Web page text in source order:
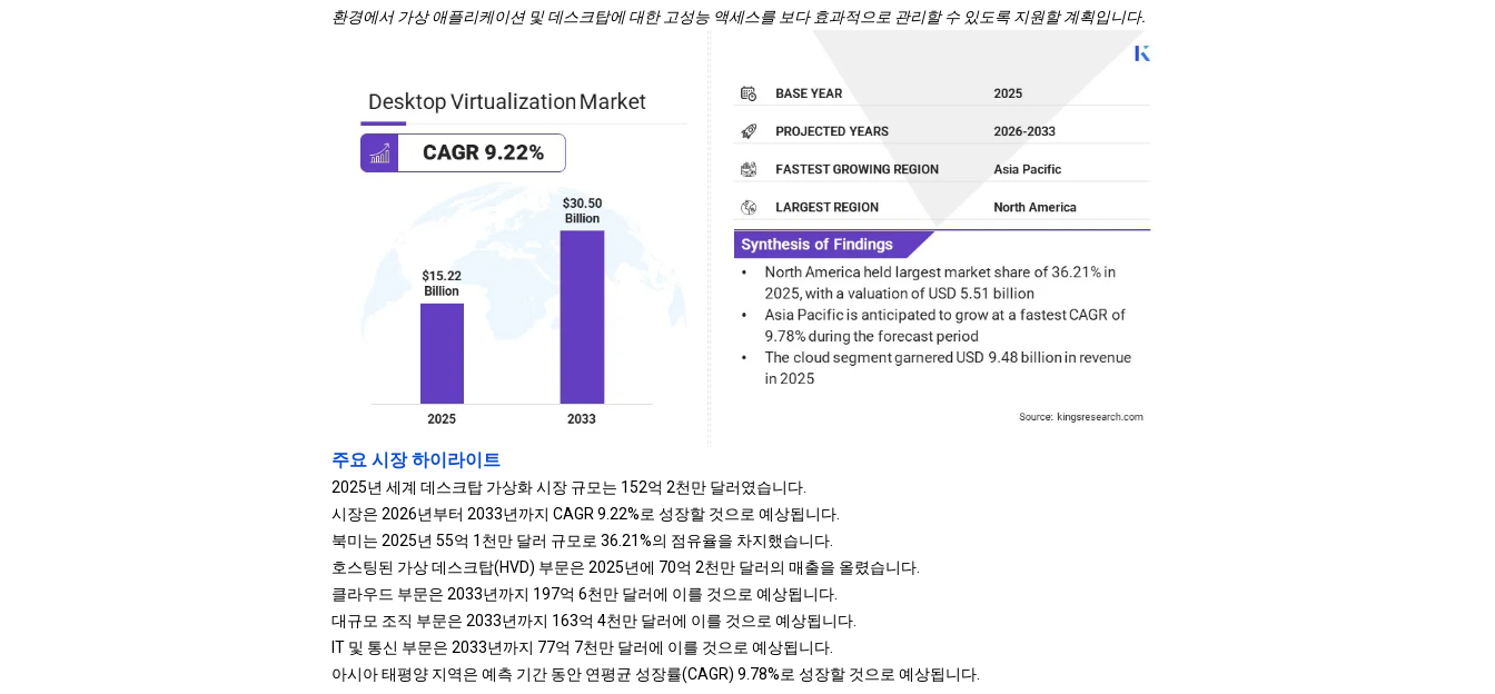
환경에서 가상 애플리케이션 및 데스크탑에 대한 고성능 액세스를 보다 효과적으로 관리할 수 있도록 지원할 계획입니다.
주요 시장 하이라이트
2025년 세계 데스크탑 가상화 시장 규모는 152억 2천만 달러였습니다.
시장은 2026년부터 2033년까지 CAGR 9.22%로 성장할 것으로 예상됩니다.
북미는 2025년 55억 1천만 달러 규모로 36.21%의 점유율을 차지했습니다.
호스팅된 가상 데스크탑(HVD) 부문은 2025년에 70억 2천만 달러의 매출을 올렸습니다.
클라우드 부문은 2033년까지 197억 6천만 달러에 이를 것으로 예상됩니다.
대규모 조직 부문은 2033년까지 163억 4천만 달러에 이를 것으로 예상됩니다.
IT 및 통신 부문은 2033년까지 77억 7천만 달러에 이를 것으로 예상됩니다.
아시아 태평양 지역은 예측 기간 동안 연평균 성장률(CAGR) 9.78%로 성장할 것으로 예상됩니다.